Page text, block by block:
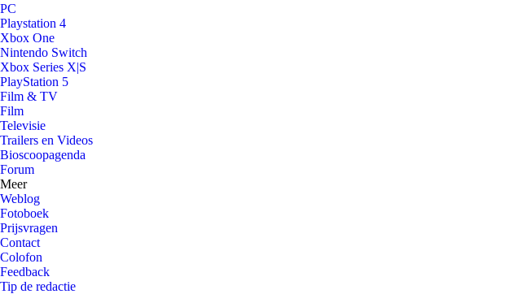
PC
Playstation 4
Xbox One
Nintendo Switch
Xbox Series X|S
PlayStation 5
Film & TV
Film
Televisie
Trailers en Videos
Bioscoopagenda
Forum
Meer
Weblog
Fotoboek
Prijsvragen
Contact
Colofon
Feedback
Tip de redactie